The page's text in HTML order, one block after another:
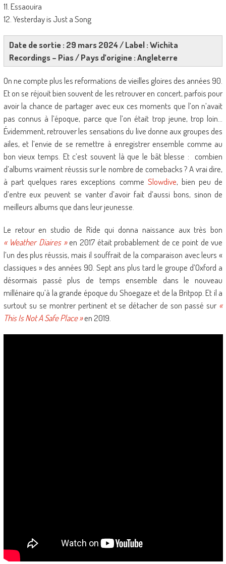
11. Essaouira
12. Yesterday is Just a Song
Date de sortie : 29 mars 2024 / Label : Wichita
Recordings – Pias / Pays d’origine : Angleterre
On ne compte plus les reformations de vieilles gloires des années 90.
Et on se réjouit bien souvent de les retrouver en concert, parfois pour
avoir la chance de partager avec eux ces moments que l’on n’avait
pas connus à l’époque, parce que l’on était trop jeune, trop loin…
Évidemment, retrouver les sensations du live donne aux groupes des
ailes, et l’envie de se remettre à enregistrer ensemble comme au
bon vieux temps. Et c’est souvent là que le bât blesse : combien
d’albums vraiment réussis sur le nombre de comebacks ? A vrai dire,
à part quelques rares exceptions comme Slowdive, bien peu de
d’entre eux peuvent se vanter d’avoir fait d’aussi bons, sinon de
meilleurs albums que dans leur jeunesse.
Le retour en studio de Ride qui donna naissance aux très bon
« Weather Diaires »en 2017 était probablement de ce point de vue
l’un des plus réussis, mais il souffrait de la comparaison avec leurs «
classiques » des années 90. Sept ans plus tard le groupe d’Oxford a
désormais passé plus de temps ensemble dans le nouveau
millénaire qu’à la grande époque du Shoegaze et de la Britpop. Et il a
surtout su se montrer pertinent et se détacher de son passé sur «
This Is Not A Safe Place »en 2019.